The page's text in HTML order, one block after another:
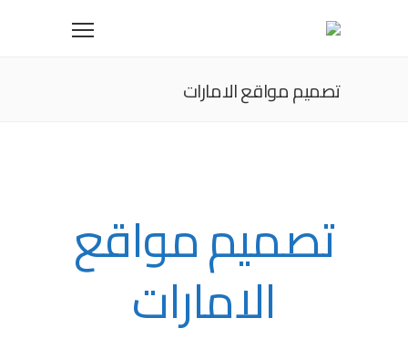
تصميم مواقع الامارات
تصميم مواقع
الامارات